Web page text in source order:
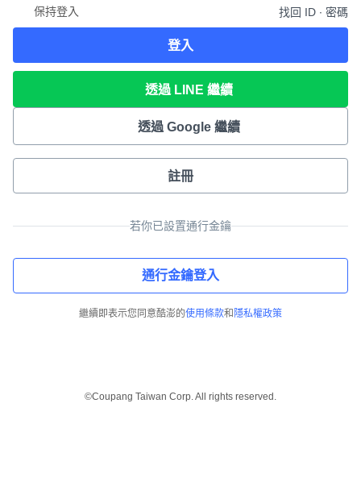
保持登入 找回 ID ∙ 密碼
登入
透過 LINE 繼續
透過 Google 繼續
註冊
若你已設置通行金鑰
通行金鑰登入
繼續即表示您同意酷澎的使用條款和 隱私權政策
©Coupang Taiwan Corp. All rights reserved.